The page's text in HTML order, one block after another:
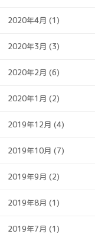
2020年4月 (1)
2020年3月 (3)
2020年2月 (6)
2020年1月 (2)
2019年12月 (4)
2019年10月 (7)
2019年9月 (2)
2019年8月 (1)
2019年7月 (1)